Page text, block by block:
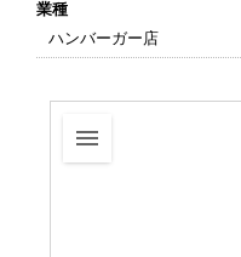
業種
ハンバーガー店